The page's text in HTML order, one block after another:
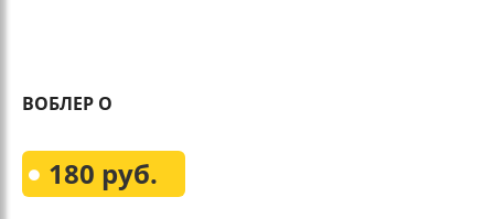
ВОБЛЕР О
180 руб.